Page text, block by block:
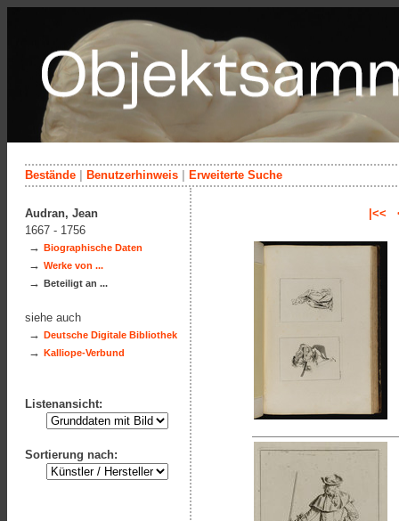
Bestände Benutzerhinweis Erweiterte Suche
|<<
Audran, Jean
1667 - 1756
→ Biographische Daten
→ Werke von ...
→ Beteiligt an ...
siehe auch
→ Deutsche Digitale Bibliothek
→ Kalliope-Verbund
Listenansicht:
Sortierung nach: